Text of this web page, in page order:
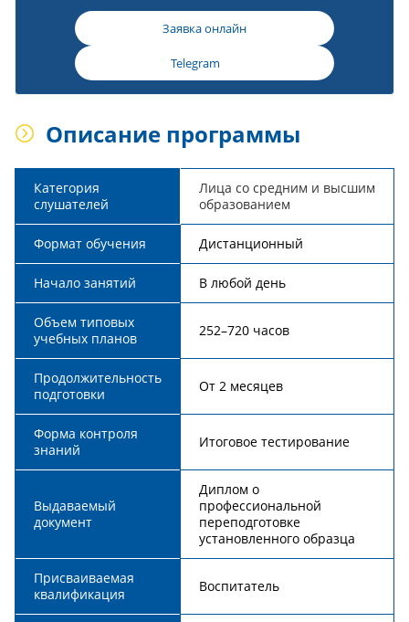
Заявка онлайн
Telegram
Описание программы
Категория
слушателей
Лица со средним и высшим
образованием
Формат обучения Дистанционный
Начало занятий В любой день
Объем типовых
учебных планов
252–720 часов
Продолжительность
подготовки
От 2 месяцев
Форма контроля
знаний
Итоговое тестирование
Выдаваемый
документ
Диплом о
профессиональной
переподготовке
установленного образца
Присваиваемая
квалификация
Воспитатель